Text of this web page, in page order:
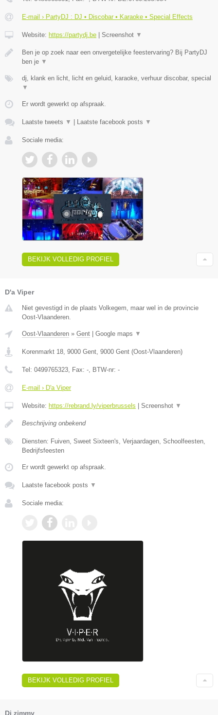
E-mail › PartyDJ : DJ • Discobar • Karaoke • Special Effects
Website: https://partydj.be | Screenshot ▼
Ben je op zoek naar een onvergetelijke feestervaring? Bij PartyDJ
ben je ▼
dj, klank en licht, licht en geluid, karaoke, verhuur discobar, special
▼
Er wordt gewerkt op afspraak.
Laatste tweets ▼ | Laatste facebook posts ▼
Sociale media:
BEKIJK VOLLEDIG PROFIEL
D'a Viper
Niet gevestigd in de plaats Volkegem, maar wel in de provincie
Oost-Vlaanderen.
Oost-Vlaanderen » Gent Google maps ▼
Korenmarkt 18, 9000 Gent, 9000 Gent (Oost-Vlaanderen)
Tel: 0499765323, Fax: -, BTW-nr: -
E-mail › D'a Viper
Website: https://rebrand.ly/viperbrussels Screenshot ▼
Beschrijving onbekend
Diensten: Fuiven, Sweet Sixteen's, Verjaardagen, Schoolfeesten,
Bedrijfsfeesten
Er wordt gewerkt op afspraak.
Laatste facebook posts ▼
Sociale media:
BEKIJK VOLLEDIG PROFIEL
Dj zimmy